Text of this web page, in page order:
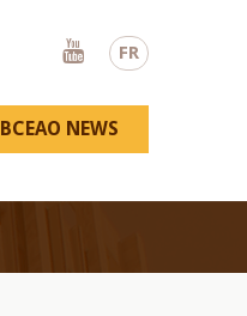
FR
Youtube
BCEAO NEWS